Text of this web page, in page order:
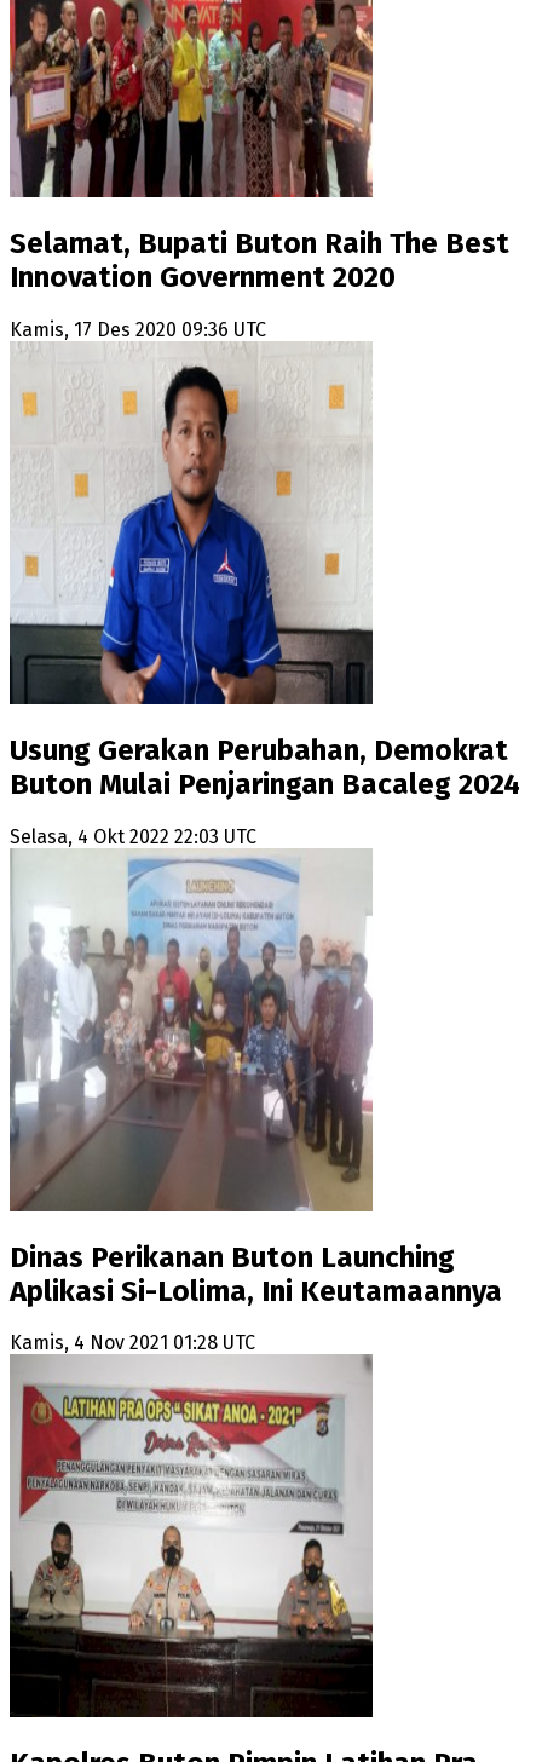
Selamat, Bupati Buton Raih The Best
Innovation Government 2020
Kamis, 17 Des 2020 09:36 UTC
Usung Gerakan Perubahan, Demokrat
Buton Mulai Penjaringan Bacaleg 2024
Selasa, 4 Okt 2022 22:03 UTC
Dinas Perikanan Buton Launching
Aplikasi Si-Lolima, Ini Keutamaannya
Kamis, 4 Nov 2021 01:28 UTC